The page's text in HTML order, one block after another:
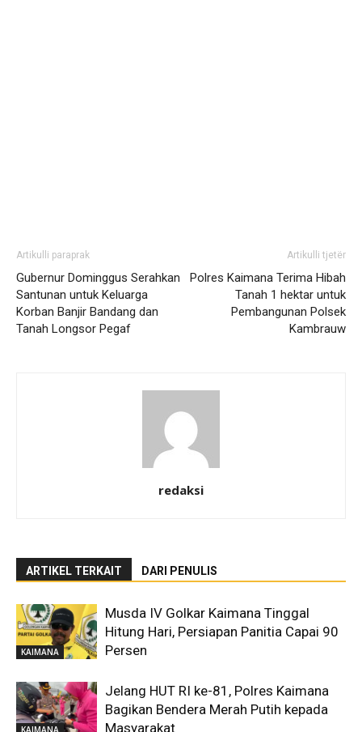
Artikulli paraprak
Gubernur Dominggus Serahkan
Santunan untuk Keluarga
Korban Banjir Bandang dan
Tanah Longsor Pegaf
Artikulli tjetër
Polres Kaimana Terima Hibah
Tanah 1 hektar untuk
Pembangunan Polsek
Kambrauw
redaksi
ARTIKEL TERKAIT DARI PENULIS
KAIMANA
Musda IV Golkar Kaimana Tinggal
Hitung Hari, Persiapan Panitia Capai 90
Persen
Jelang HUT RI ke-81, Polres Kaimana
Bagikan Bendera Merah Putih kepada
Masyarakat